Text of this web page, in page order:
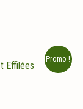
Promo !